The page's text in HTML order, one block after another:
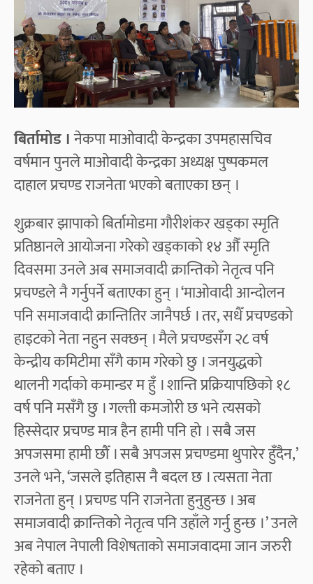
बिर्तामोड ।नेकपा माओवादी केन्द्रका उपमहासचिव
वर्षमान पुनले माओवादी केन्द्रका अध्यक्ष पुष्पकमल
दाहाल प्रचण्ड राजनेता भएको बताएका छन् ।
शुक्रबार झापाको बिर्तामोडमा गौरीशंकर खड्का स्मृति
प्रतिष्ठानले आयोजना गरेको खड्काको १४ औँ स्मृति
दिवसमा उनले अब समाजवादी क्रान्तिको नेतृत्व पनि
प्रचण्डले नै गर्नुपर्ने बताएका हुन् । ‘माओवादी आन्दोलन
पनि समाजवादी क्रान्तितिर जानैपर्छ । तर, सधैँ प्रचण्डको
हाइटको नेता नहुन सक्छन् । मैले प्रचण्डसँग २८ वर्ष
केन्द्रीय कमिटीमा सँगै काम गरेको छु । जनयुद्धको
थालनी गर्दाको कमान्डर म हुँ । शान्ति प्रक्रियापछिको १८
वर्ष पनि मसँगै छु । गल्ती कमजोरी छ भने त्यसको
हिस्सेदार प्रचण्ड मात्र हैन हामी पनि हो । सबै जस
अपजसमा हामी छौँ । सबै अपजस प्रचण्डमा थुपारेर हुँदैन,’
उनले भने, ‘जसले इतिहास नै बदल छ । त्यसता नेता
राजनेता हुन् । प्रचण्ड पनि राजनेता हुनुहुन्छ । अब
समाजवादी क्रान्तिको नेतृत्व पनि उहाँले गर्नु हुन्छ ।’ उनले
अब नेपाल नेपाली विशेषताको समाजवादमा जान जरुरी
रहेको बताए ।